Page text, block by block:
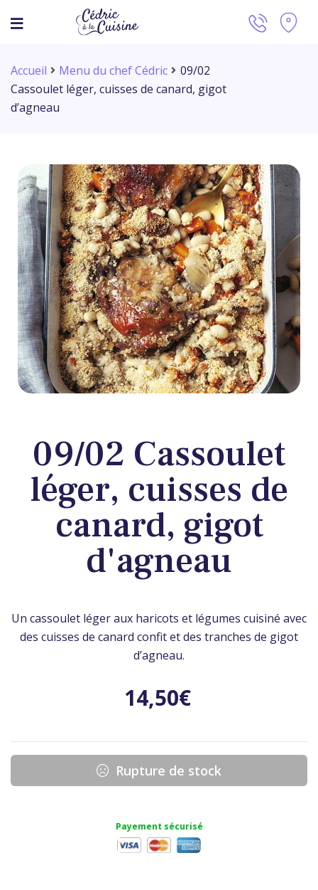
Accueil Menu du chef Cédric
09/02
Cassoulet léger, cuisses de canard, gigot
d’agneau
09/02 Cassoulet
léger, cuisses de
canard, gigot
d'agneau
Un cassoulet léger aux haricots et légumes cuisiné avec
des cuisses de canard confit et des tranches de gigot
d’agneau.
14,50€
Rupture de stock
Payement sécurisé